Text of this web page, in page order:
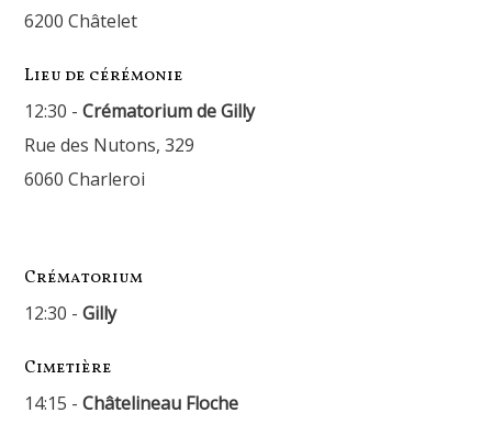
6200 Châtelet
Lieu de cérémonie
12:30 -Crématorium de Gilly
Rue des Nutons, 329
6060 Charleroi
Crématorium
12:30 -Gilly
Cimetière
14:15 -Châtelineau Floche